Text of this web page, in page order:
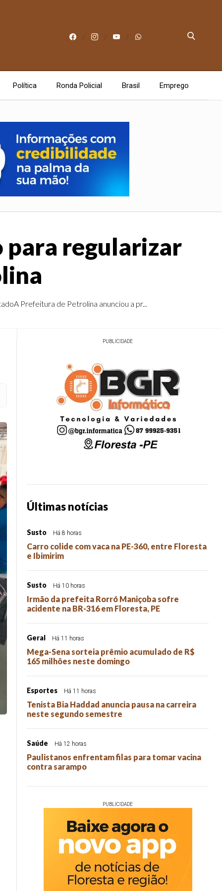
Política Ronda Policial Brasil Emprego
para regularizar
Prefeitura de Petrolina anunciou a pr...
PUBLICIDADE
Últimas notícias
Susto Há 8 horas
Carro colide com vaca na PE-360, entre Floresta
e Ibimirim
Susto Há 10 horas
Irmão da prefeita Rorró Maniçoba sofre
acidente na BR-316 em Floresta, PE
Geral Há 11 horas
Mega-Sena sorteia prêmio acumulado de R$
165 milhões neste domingo
Esportes Há 11 horas
Tenista Bia Haddad anuncia pausa na carreira
neste segundo semestre
Saúde Há 12 horas
Paulistanos enfrentam filas para tomar vacina
contra sarampo
PUBLICIDADE